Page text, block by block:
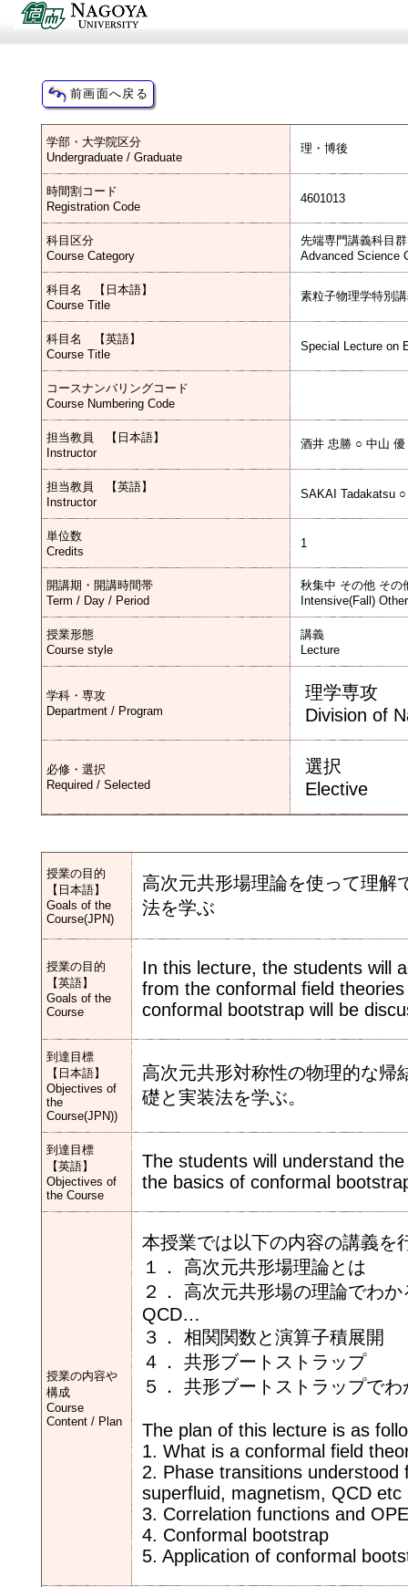
学部・大学院区分
Undergraduate / Graduate
理・博後
時間割コード
Registration Code
4601013
科目区分
Course Category
先端専門講義科目
Advanced Science
科目名 【日本語】
Course Title
素粒子物理学特別
科目名 【英語】
Course Title
Special Lecture on
コースナンバリングコード
Course Numbering Code
担当教員 【日本語】
Instructor
酒井 忠勝 ○ 中山 優
担当教員 【英語】
Instructor
SAKAI Tadakatsu
単位数
Credits
1
開講期・開講時間帯
Term / Day / Period
秋集中 その他 その
Intensive(Fall)
授業形態
Course style
講義
Lecture
学科・専攻
Department / Program
理学専攻
Division of
必修・選択
Required / Selected
選択
Elective
授業の目的
【日本語】
Goals of the
Course(JPN)
高次元共形場理論を使って理解
法を学ぶ
授業の目的
【英語】
Goals of the
Course
In this lecture, the students will
from the conformal field
conformal bootstrap will be
到達目標
【日本語】
Objectives of
the
Course(JPN))
高次元共形対称性の物理的な帰
礎と実装法を学ぶ。
到達目標
【英語】
Objectives of
the Course
The students will understand
the basics of conformal
授業の内容や
構成
Course
Content / Plan
本授業では以下の内容の講義を
１． 高次元共形場理論とは
２． 高次元共形場の理論でわ
QCD…
３． 相関関数と演算子積展開
４． 共形ブートストラップ
５． 共形ブートストラップで
The plan of this lecture is as
1. What is a conformal field
2. Phase transitions
superfluid, magnetism, QCD etc
3. Correlation functions and
4. Conformal bootstrap
5. Application of conformal